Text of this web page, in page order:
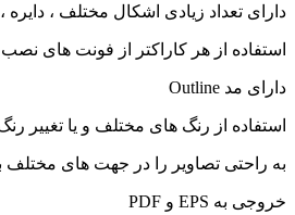
دارای تعداد زیادی اشکال مختلف ، دایره
استفاده از هر کاراکتر از فونت های
دارای مد Outline
استفاده از رنگ های مختلف و یا تغییر
به راحتی تصاویر را در جهت های مختلف
خروجی به EPS و PDF